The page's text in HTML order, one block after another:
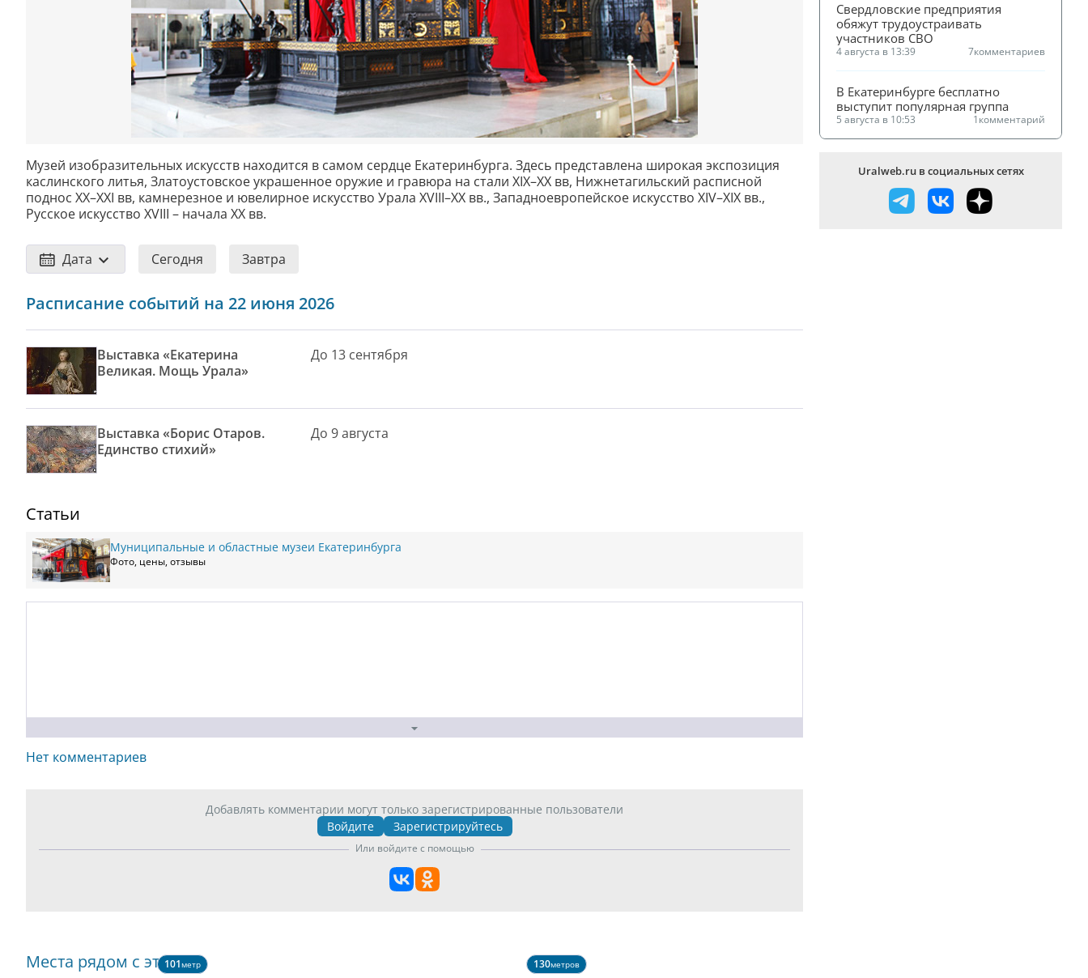
Музей изобразительных искусств находится в самом сердце Екатеринбурга. Здесь представлена широкая экспозиция
каслинского литья, Златоустовское украшенное оружие и гравюра на стали XIX–XX вв, Нижнетагильский расписной
поднос XX–XXI вв, камнерезное и ювелирное искусство Урала XVIII–XX вв., Западноевропейское искусство XIV–XIX вв.,
Русское искусство XVIII – начала XX вв.
Дата Сегодня Завтра
Расписание событий на 22 июня 2026
Выставка «Екатерина
Великая. Мощь Урала»
До 13 сентября
Выставка «Борис Отаров.
Единство стихий»
До 9 августа
Статьи
Муниципальные и областные музеи Екатеринбурга
Фото, цены, отзывы
Нет комментариев
Добавлять комментарии могут только зарегистрированные пользователи
Войдите
Зарегистрируйтесь
Или войдите с помощью
Места рядом с этим
101метр 130метров
Свердловские предприятия
обяжут трудоустраивать
участников СВО
4 августа в 13:39 7комментариев
В Екатеринбурге бесплатно
выступит популярная группа
5 августа в 10:53 1комментарий
Uralweb.ru в социальных сетях